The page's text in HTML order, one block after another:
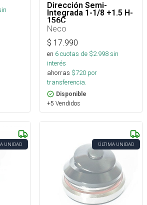
Dirección Semi-
Integrada 1-1/8 +1.5 H-
156C
Neco
$ 17.990
en 6cuotas de $2.998sin
interés
ahorras $720 por
transferencia.
Disponible
+5 Vendidos
UNIDAD ÚLTIMA UNIDAD